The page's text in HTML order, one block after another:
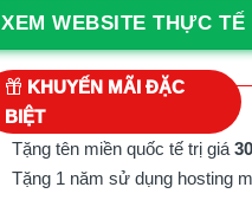
XEM WEBSITE THỰC TẾ
KHUYẾN MÃI ĐẶC
BIỆT
Tặng tên miền quốc tế trị giá
Tặng 1 năm sử dụng hosting